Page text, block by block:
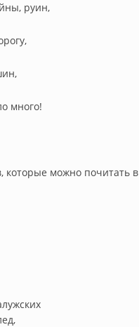
руин,
много!
которые можно почитать